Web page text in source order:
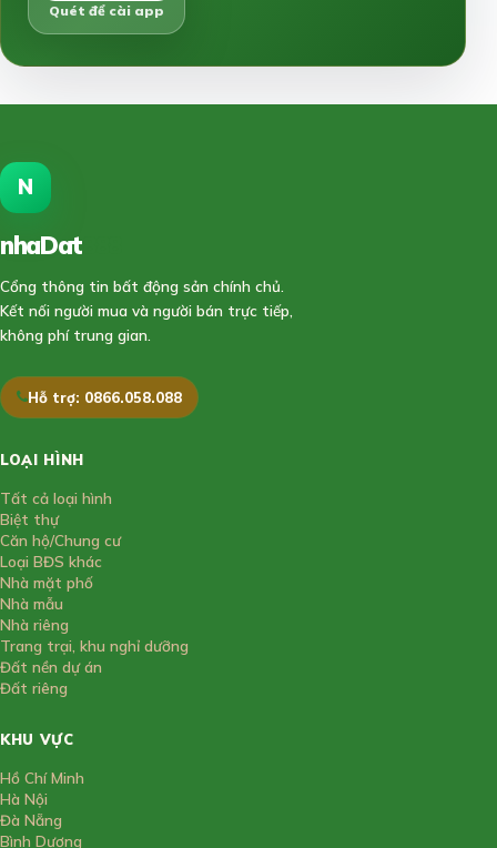
Quét để cài app
N
nhaDat
Cổng thông tin bất động sản chính chủ.
Kết nối người mua và người bán trực tiếp,
không phí trung gian.
Hỗ trợ: 0866.058.088
LOẠI HÌNH
Tất cả loại hình
Biệt thự
Căn hộ/Chung cư
Loại BĐS khác
Nhà mặt phố
Nhà mẫu
Nhà riêng
Trang trại, khu nghỉ dưỡng
Đất nền dự án
Đất riêng
KHU VỰC
Hồ Chí Minh
Hà Nội
Đà Nẵng
Bình Dương